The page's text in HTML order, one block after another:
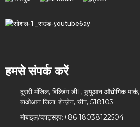
हमसे संपर्क करें
दूसरी मंजिल, बिल्डिंग डी1, फूयुआन औद्योगिक
बाओआन जिला, शेन्ज़ेन, चीन, 518103
मोबाइल/व्हाट्सएप:+86 18038122504